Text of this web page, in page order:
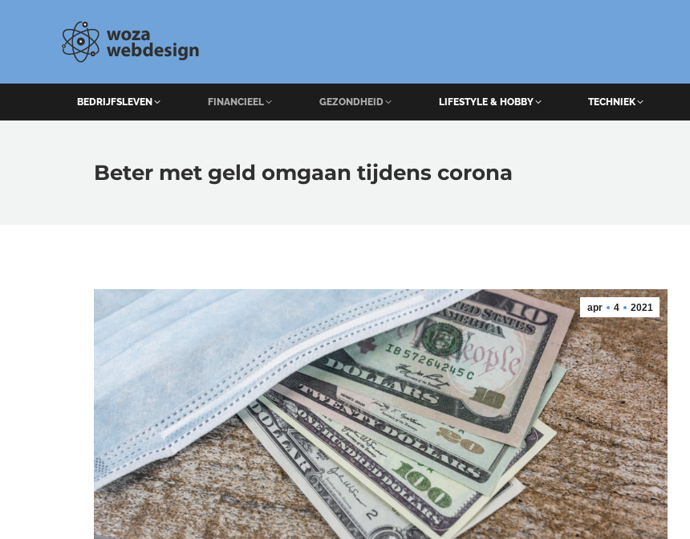
BEDRIJFSLEVEN FINANCIEEL GEZONDHEID LIFESTYLE & HOBBY TECHNIEK
Beter met geld omgaan tijdens corona
apr 4 2021